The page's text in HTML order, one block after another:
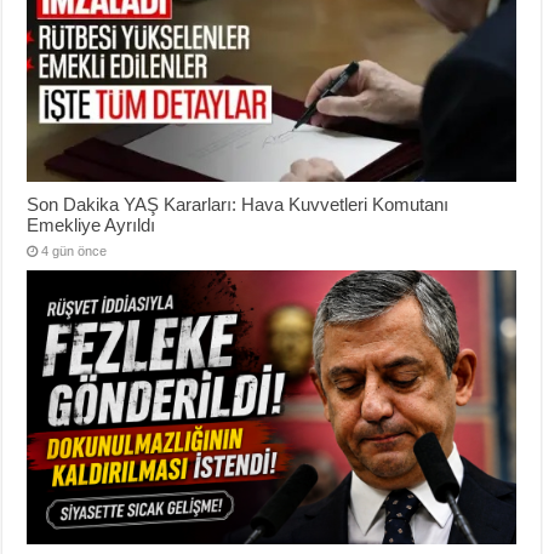
Son Dakika YAŞ Kararları: Hava Kuvvetleri Komutanı
Emekliye Ayrıldı
4 gün önce